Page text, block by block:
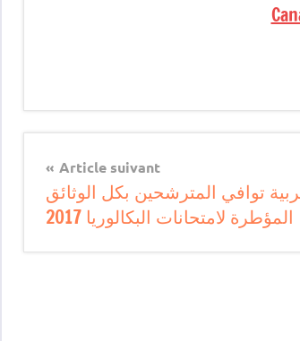
Article suivant
توافي المترشحين بكل الوثائق
المؤطرة لامتحانات البكالوريا 2017